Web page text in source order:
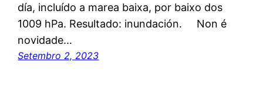
día, incluído a marea baixa, por baixo dos
1009 hPa. Resultado: inundación. Non é
novidade…
Setembro 2, 2023